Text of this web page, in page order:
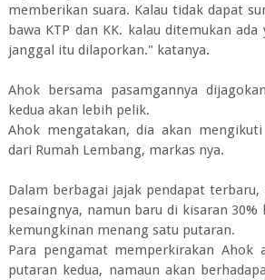
memberikan suara. Kalau tidak dapat
bawa KTP dan KK. kalau ditemukan ada
janggal itu dilaporkan." katanya.
Ahok bersama pasamgannya
kedua akan lebih pelik.
Ahok mengatakan, dia akan
dari Rumah Lembang, markas nya.
Dalam berbagai jajak pendapat terbaru,
pesaingnya, namun baru di kisaran 30%
kemungkinan menang satu putaran.
Para pengamat memperkirakan Ahok
putaran kedua, namaun akan